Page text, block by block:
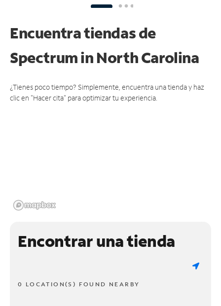
Encuentra tiendas de
Spectrumin North Carolina
¿Tienes poco tiempo? Simplemente, encuentra una tienda y haz
clic en "Hacer cita" para optimizar tu experiencia.
Encontrar una tienda
0 LOCATION(S) FOUND NEARBY